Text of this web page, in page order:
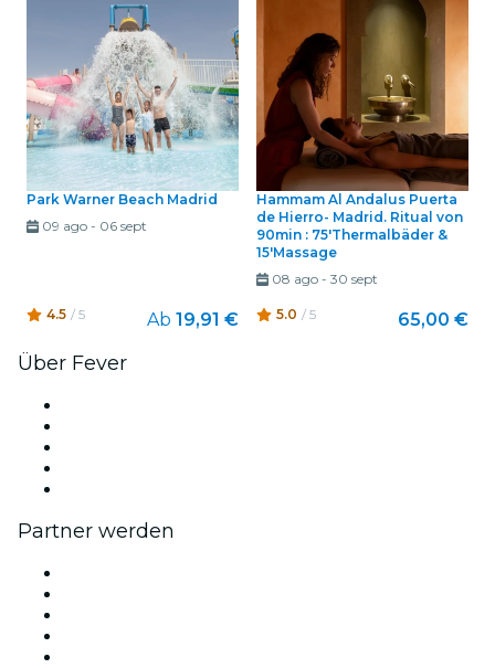
Park Warner Beach Madrid
09 ago- 06 sept
4.5 / 5 Ab 19,91 €
Hammam Al Andalus Puerta
de Hierro- Madrid. Ritual von
90min : 75'Thermalbäder &
15'Massage
08 ago- 30 sept
5.0 / 5 65,00 €
Über Fever
Partner werden